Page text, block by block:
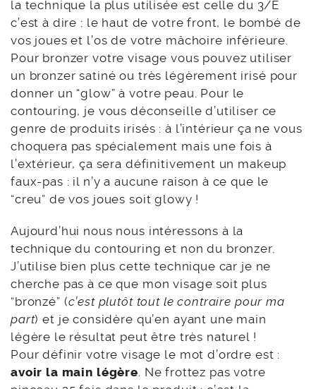
la technique la plus utilisée est celle du 3/E
c’est à dire : le haut de votre front, le bombé de
vos joues et l’os de votre mâchoire inférieure.
Pour bronzer votre visage vous pouvez utiliser
un bronzer satiné ou très légèrement irisé pour
donner un “glow” à votre peau. Pour le
contouring, je vous déconseille d’utiliser ce
genre de produits irisés : à l’intérieur ça ne vous
choquera pas spécialement mais une fois à
l’extérieur, ça sera définitivement un makeup
faux-pas : il n’y a aucune raison à ce que le
“creu” de vos joues soit glowy !
Aujourd’hui nous nous intéressons à la
technique du contouring et non du bronzer.
J’utilise bien plus cette technique car je ne
cherche pas à ce que mon visage soit plus
“bronzé” (c’est plutôt tout le contraire pour ma
part) et je considère qu’en ayant une main
légère le résultat peut être très naturel !
Pour définir votre visage le mot d’ordre est :
avoir la main légère . Ne frottez pas votre